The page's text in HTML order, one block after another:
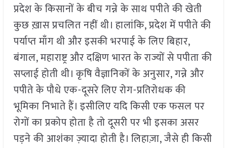
प्रदेश के किसानों के बीच गन्ने के साथ पपीते की खेती
कुछ ख़ास प्रचलित नहीं थी। हालांकि, प्रदेश में पपीते की
पर्याप्त माँग थी और इसकी भरपाई के लिए बिहार,
बंगाल, महाराष्ट्र और दक्षिण भारत के राज्यों से पपीता की
सप्लाई होती थी। कृषि वैज्ञानिकों के अनुसार, गन्ने और
पपीते के पौधे एक-दूसरे लिए रोग-प्रतिरोधक की
भूमिका निभाते हैं। इसीलिए यदि किसी एक फसल पर
रोगों का प्रकोप होता है तो दूसरी पर भी इसका असर
पड़ने की आशंका ज़्यादा होती है। लिहाज़ा, जैसे ही किसी